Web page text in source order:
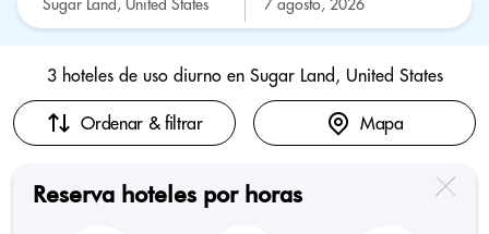
3 hoteles de uso diurno en Sugar Land, United States
Ordenar & filtrar Mapa
Reserva hoteles por horas